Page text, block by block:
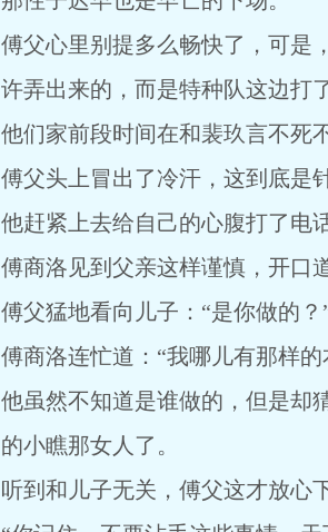
傅父心里别提多么畅快了，可是
许弄出来的，而是特种队这边打
他们家前段时间在和裴玖言不死
傅父头上冒出了冷汗，这到底是
他赶紧上去给自己的心腹打了电
傅商洛见到父亲这样谨慎，开口
傅父猛地看向儿子：“是你做的？
傅商洛连忙道：“我哪儿有那样的
他虽然不知道是谁做的，但是却
的小瞧那女人了。
听到和儿子无关，傅父这才放心